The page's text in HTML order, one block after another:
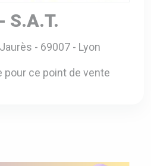
S.A.T.
- 69007 - Lyon
ce point de vente